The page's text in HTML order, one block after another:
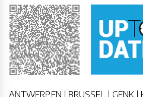
ANTWERPEN | BRUSSEL | GENK |